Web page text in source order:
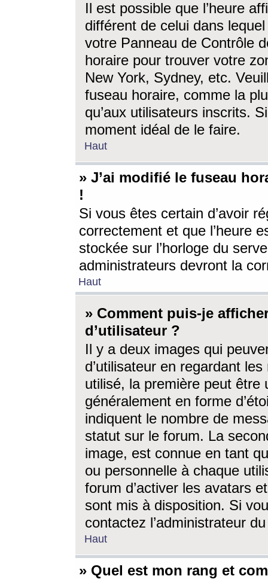
Il est possible que l’heure
différent de celui dans
votre Panneau de Contrôle
horaire pour trouver votre
New York, Sydney, etc.
fuseau horaire, comme la
qu’aux utilisateurs inscrits.
moment idéal de le faire.
Haut
» J’ai modifié le fuseau
!
Si vous êtes certain d’avoir
correctement et que l’heure
stockée sur l’horloge du
administrateurs devront la
Haut
» Comment puis-je
d’utilisateur ?
Il y a deux images qui
d’utilisateur en regardant
utilisé, la première peut être
généralement en forme
indiquent le nombre de
statut sur le forum. La
image, est connue en tant
ou personnelle à chaque
forum d’activer les avatars
sont mis à disposition. Si
contactez l’administrateur
Haut
» Quel est mon rang et